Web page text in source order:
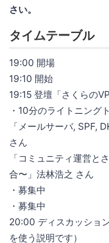
さい。
タイムテーブル
19:00 開場
19:10 開始
19:15 登壇「さくらの
・10分のライトニング
「メールサーバ, SPF,
さん
「コミュニティ運営と
合〜」法林浩之 さん
・募集中
・募集中
20:00 ディスカッショ
を使う説明です）